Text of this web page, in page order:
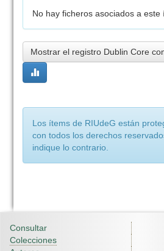
No hay ficheros asociados a este
Mostrar el registro Dublin Core
Los ítems de RIUdeG están
con todos los derechos
indique lo contrario.
Consultar
Colecciones